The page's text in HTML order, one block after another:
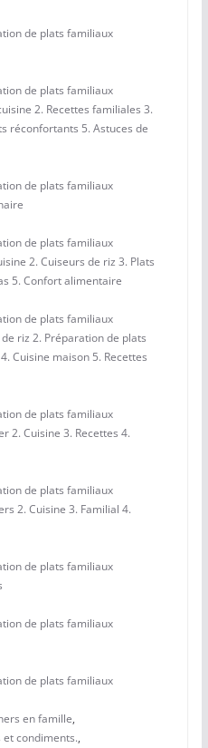
de plats familiaux
de plats familiaux
2. Recettes familiales 3.
réconfortants 5. Astuces de
de plats familiaux
de plats familiaux
2. Cuiseurs de riz 3. Plats
5. Confort alimentaire
de plats familiaux
riz 2. Préparation de plats
Cuisine maison 5. Recettes
de plats familiaux
2. Cuisine 3. Recettes 4.
de plats familiaux
2. Cuisine 3. Familial 4.
de plats familiaux
de plats familiaux
de plats familiaux
en famille,
et condiments.,